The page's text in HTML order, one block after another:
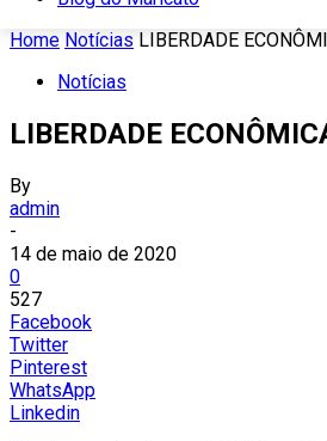
Home Notícias LIBERDADE
Notícias
LIBERDADE
By
admin
-
14 de maio de 2020
0
527
Facebook
Twitter
Pinterest
WhatsApp
Linkedin